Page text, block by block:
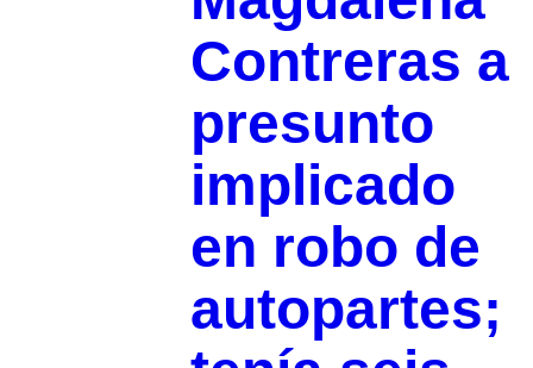
Contreras a
presunto
implicado
en robo de
autopartes;